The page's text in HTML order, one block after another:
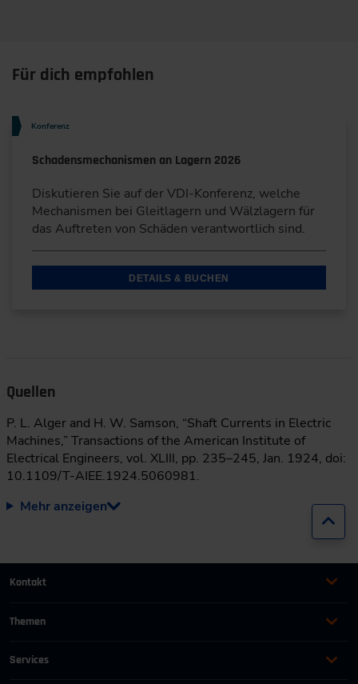
Für dich empfohlen
Konferenz
Schadensmechanismen an Lagern 2026
Diskutieren Sie auf der VDI-Konferenz, welche
Mechanismen bei Gleitlagern und Wälzlagern für
das Auftreten von Schäden verantwortlich sind.
DETAILS & BUCHEN
Quellen
P. L. Alger and H. W. Samson, “Shaft Currents in Electric
Machines,” Transactions of the American Institute of
Electrical Engineers, vol. XLIII, pp. 235–245, Jan. 1924, doi:
10.1109/T-AIEE.1924.5060981.
Mehr anzeigen
Kontakt
+49 (0)2116214-201
+49 (0)2116214-154
Themen
Services